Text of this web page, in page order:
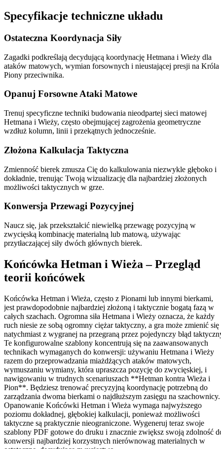
Specyfikacje techniczne układu
Ostateczna Koordynacja Siły
Zagadki podkreślają decydującą koordynację Hetmana i Wieży dla
ataków matowych, wymian forsownych i nieustającej presji na Króla
Piony przeciwnika.
Opanuj Forsowne Ataki Matowe
Trenuj specyficzne techniki budowania nieodpartej sieci matowej
Hetmana i Wieży, często obejmującej zagrożenia geometryczne
wzdłuż kolumn, linii i przekątnych jednocześnie.
Złożona Kalkulacja Taktyczna
Zmienność bierek zmusza Cię do kalkulowania niezwykle głęboko i
dokładnie, trenując Twoją wizualizację dla najbardziej złożonych
możliwości taktycznych w grze.
Konwersja Przewagi Pozycyjnej
Naucz się, jak przekształcić niewielką przewagę pozycyjną w
zwycięską kombinację materialną lub matową, używając
przytłaczającej siły dwóch głównych bierek.
Końcówka Hetman i Wieża – Przegląd
teorii końcówek
Końcówka Hetman i Wieża, często z Pionami lub innymi bierkami,
jest prawdopodobnie najbardziej złożoną i taktycznie bogatą fazą w
całych szachach. Ogromna siła Hetmana i Wieży oznacza, że każdy
ruch niesie ze sobą ogromny ciężar taktyczny, a gra może zmienić się
natychmiast z wygranej na przegraną przez pojedynczy błąd
Te konfigurowalne szablony koncentrują się na zaawansowanych
technikach wymaganych do konwersji: używaniu Hetmana i Wieży
razem do przeprowadzania miażdżących ataków matowych,
wymuszaniu wymiany, która upraszcza pozycję do zwycięskiej, i
nawigowaniu w trudnych scenariuszach **Hetman kontra Wieża i
Pion**. Będziesz trenować precyzyjną koordynację potrzebną do
zarządzania dwoma bierkami o najdłuższym zasięgu na szachownicy.
Opanowanie Końcówki Hetman i Wieża wymaga najwyższego
poziomu dokładnej, głębokiej kalkulacji, ponieważ możliwości
taktyczne są praktycznie nieograniczone. Wygeneruj teraz swoje
szablony PDF gotowe do druku i znacznie zwiększ swoją zdolność
konwersji najbardziej korzystnych nierównowag materialnych w